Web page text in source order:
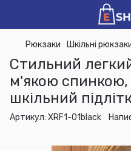
Рюкзаки Шкільні
Стильний
м'якою спинкою,
шкільний
Артикул: XRF1-01black